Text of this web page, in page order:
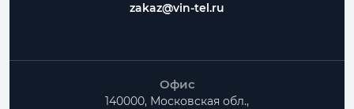
zakaz@vin-tel.ru
Офис
140000, Московская обл.,